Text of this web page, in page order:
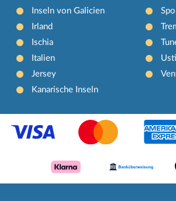
Inseln von Galicien
Irland
Ischia
Italien
Jersey
Kanarische Inseln